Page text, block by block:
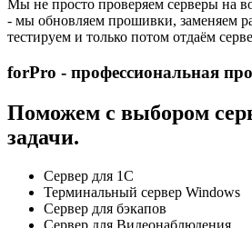
Мы не просто проверяем серверы на
- мы обновляем прошивки, заменяем
тестируем и только потом отдаём
forPro - профессиональная
Поможем с выбором
задачи.
Сервер для 1С
Терминальный сервер Windows
Сервер для бэкапов
Сервер для Видеонаблюдения